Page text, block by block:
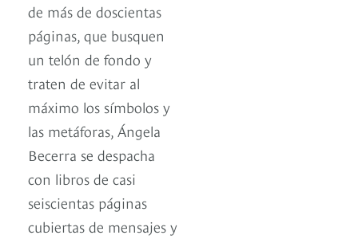
de más de doscientas
páginas, que busquen
un telón de fondo y
traten de evitar al
máximo los símbolos y
las metáforas, Ángela
Becerra se despacha
con libros de casi
seiscientas páginas
cubiertas de mensajes y